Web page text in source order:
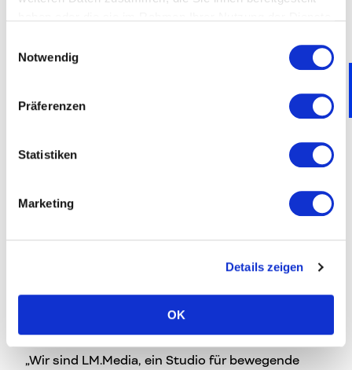
Notwendig
Präferenzen
Statistiken
Marketing
Details zeigen
OK
„Wir sind LM.Media, ein Studio für bewegende